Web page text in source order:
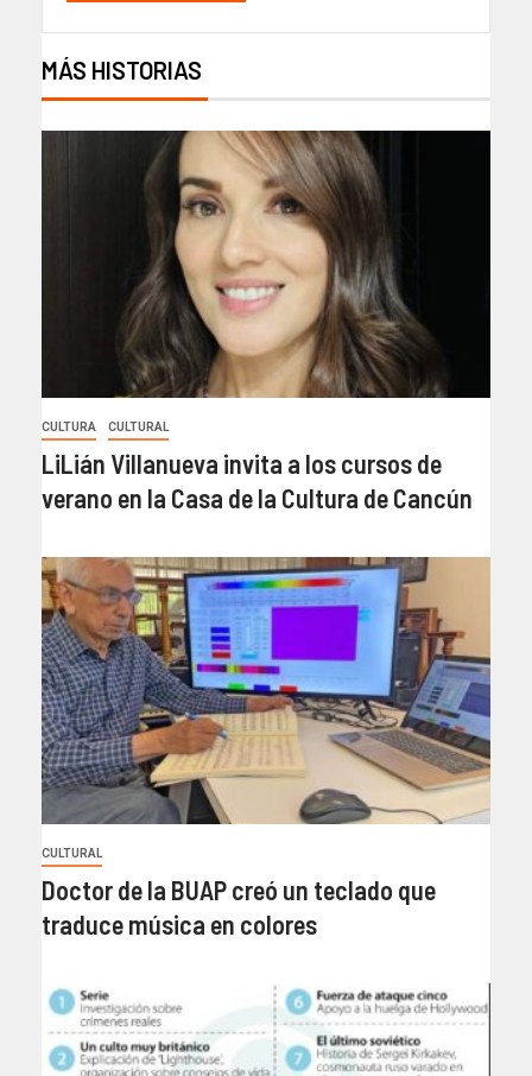
MÁS HISTORIAS
CULTURA CULTURAL
LiLián Villanueva invita a los cursos de
verano en la Casa de la Cultura de Cancún
CULTURAL
Doctor de la BUAP creó un teclado que
traduce música en colores